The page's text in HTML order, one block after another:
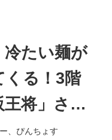
冷たい麺が
くる！3階
将」さん
ンチ
、ぴんちょす